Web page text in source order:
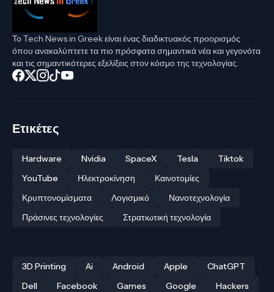
Το Tech News in Greek είναι ένας διαδικτυακός προορισμός
όπου ανακαλύπτετε τα πιο πρόσφατα σημαντικά νέα και γεγονότα
και τις σημαντικότερες εξελίξεις στον κόσμο της τεχνολογίας.
Ετικέτες
Hardware Nvidia SpaceX Tesla
Tiktok
YouTube
Ηλεκτροκίνηση
Καινοτομίες
Κρυπτονομίσματα
Λογισμικό
Νανοτεχνολογία
Πράσινες τεχνολογίες
Στρατιωτική τεχνολογία
3D Printing Ai Android Apple
ChatGPT
Dell
Facebook Games Google
Hackers